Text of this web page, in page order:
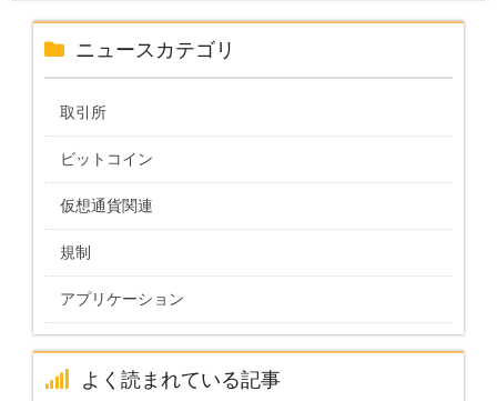
ニュースカテゴリ
取引所
ビットコイン
仮想通貨関連
規制
アプリケーション
よく読まれている記事